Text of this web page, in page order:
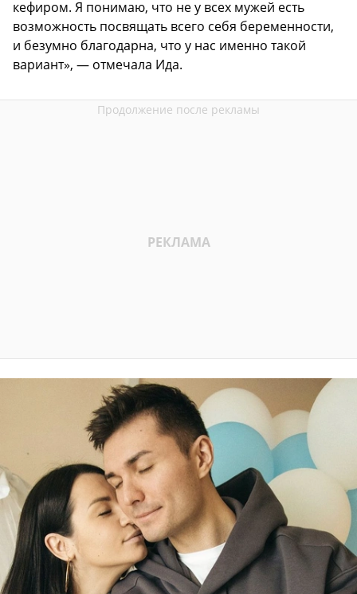
кефиром. Я понимаю, что не у всех мужей есть
возможность посвящать всего себя беременности,
и безумно благодарна, что у нас именно такой
вариант», — отмечала Ида.